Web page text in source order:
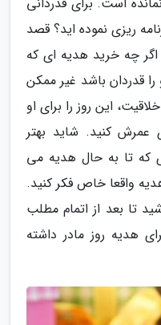
ریزی نموده اید؟ قصد
چه خرید هدیه ای که
قدردان باشد غیر ممکن
این روز را برای او
عمرش کنید. شاید بهتر
که تا به حال هدیه می
واقعا خاص فکر کنید.
تا بعد از اتمام مطلب
هدیه روز مادر داشته